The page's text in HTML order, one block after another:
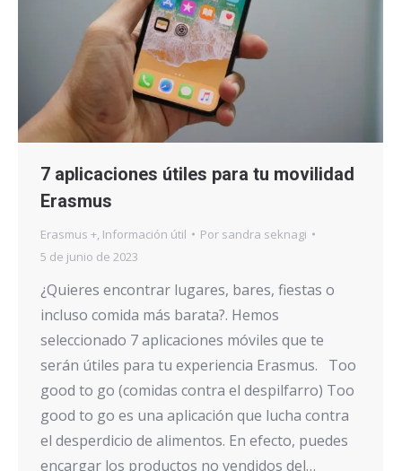
7 aplicaciones útiles para tu movilidad
Erasmus
Erasmus + Información útil Por sandra seknagi
5 de junio de 2023
¿Quieres encontrar lugares, bares, fiestas o
incluso comida más barata?. Hemos
seleccionado 7 aplicaciones móviles que te
serán útiles para tu experiencia Erasmus. Too
good to go (comidas contra el despilfarro) Too
good to go es una aplicación que lucha contra
el desperdicio de alimentos. En efecto, puedes
encargar los productos no vendidos del…